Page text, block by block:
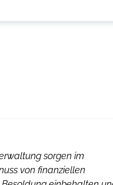
sorgen im
von finanziellen